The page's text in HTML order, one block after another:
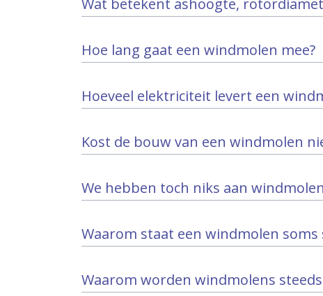
Wat betekent ashoogte,
Hoe lang gaat een windmolen mee?
Hoeveel elektriciteit levert een
Kost de bouw van een windmolen
We hebben toch niks aan
Waarom staat een windmolen soms
Waarom worden windmolens